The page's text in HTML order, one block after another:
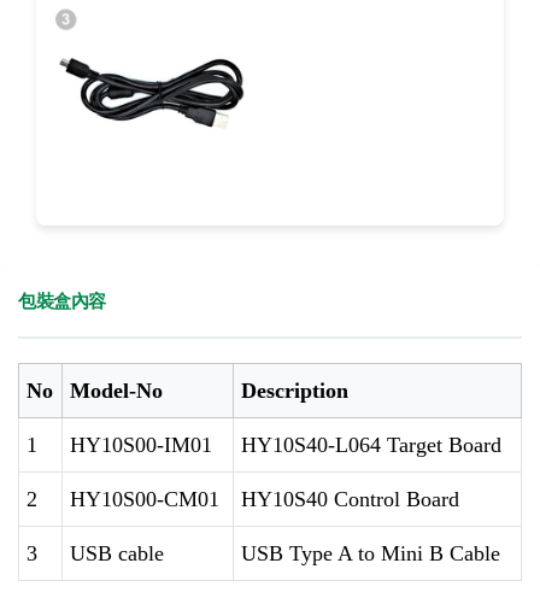
包裝盒內容
No Model-No Description
1 HY10S00-IM01 HY10S40-L064 Target Board
2 HY10S00-CM01 HY10S40 Control Board
3 USB cable USB Type A to Mini B Cable